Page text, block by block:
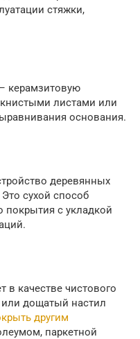
стяжки,
керамзитовую
листами или
основания.
деревянных
сухой способ
покрытия с укладкой
в качестве чистового
дощатый настил
другим
паркетной